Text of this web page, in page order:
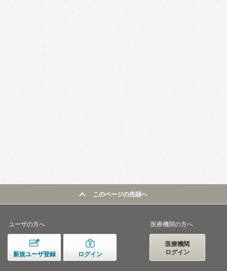
このページの先頭へ
ユーザの方へ
新規ユーザ登録 ログイン
医療機関の方へ
医療機関
ログイン